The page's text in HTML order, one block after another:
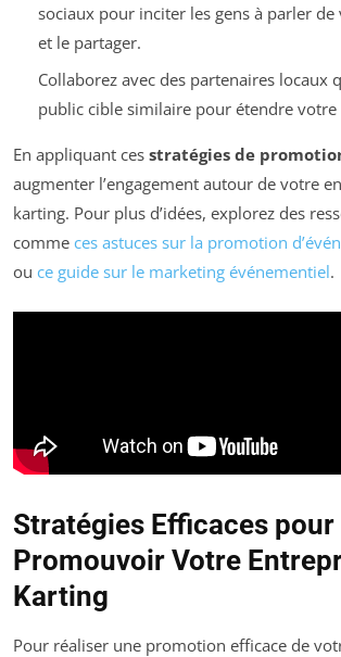
sociaux pour inciter les gens à parler
et le partager.
Collaborez avec des partenaires locaux
public cible similaire pour étendre votre
En appliquant ces stratégies de
augmenter l’engagement autour de votre
karting. Pour plus d’idées, explorez des
comme ces astuces sur la promotion
ou ce guide sur le marketing événementiel.
Stratégies Efficaces pour
Promouvoir Votre
Karting
Pour réaliser une promotion efficace de